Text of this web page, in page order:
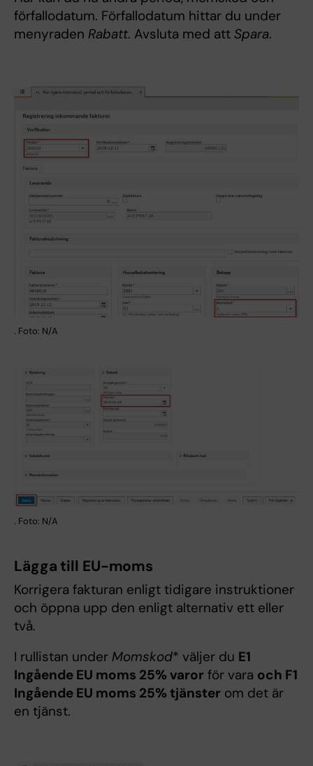
förfallodatum. Förfallodatum hittar du under
menyraden Rabatt. Avsluta med att Spara.
. Foto: N/A
. Foto: N/A
Lägga till EU-moms
Korrigera fakturan enligt tidigare instruktioner
och öppna upp den enligt alternativ ett eller
två.
I rullistan under Momskod* väljer du E1
Ingående EU moms 25% varor för vara och F1
Ingående EU moms 25% tjänster om det är
en tjänst.